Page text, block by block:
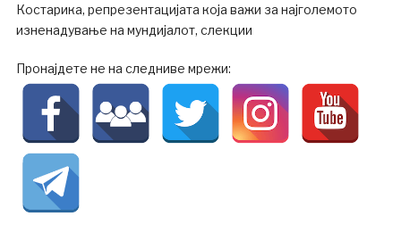
Костарика, репрезентацијата која важи за најголемото
изненадување на мундијалот, слекции
Пронајдете не на следниве мрежи: